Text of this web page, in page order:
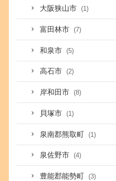
大阪狭山市 (1)
富田林市 (7)
和泉市 (5)
高石市 (2)
岸和田市 (8)
貝塚市 (1)
泉南郡熊取町 (1)
泉佐野市 (4)
豊能郡能勢町 (3)